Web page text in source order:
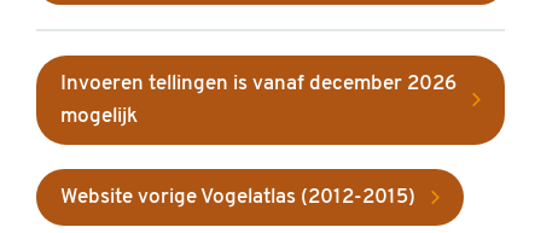
Invoeren tellingen is vanaf december 2026
mogelijk
Website vorige Vogelatlas (2012-2015)